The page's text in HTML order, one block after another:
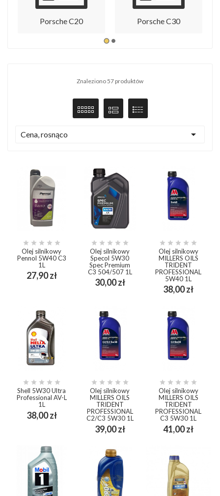
Porsche C20 Porsche C30
Znaleziono 57 produktów
Cena, rosnąco 
    
Olej silnikowy
Pennol 5W40 C3
1L
27,90 złCena
    
Olej silnikowy
Specol 5W30
Spec Premium
C3 504/507 1L
30,00 złCena
    
Olej silnikowy
MILLERS OILS
TRIDENT
PROFESSIONAL
5W40 1L
38,00 złCena
    
Shell 5W30 Ultra
Professional AV-L
1L
38,00 złCena
    
Olej silnikowy
MILLERS OILS
TRIDENT
PROFESSIONAL
C2/C3 5W30 1L
39,00 złCena
    
Olej silnikowy
MILLERS OILS
TRIDENT
PROFESSIONAL
C3 5W30 1L
41,00 złCena